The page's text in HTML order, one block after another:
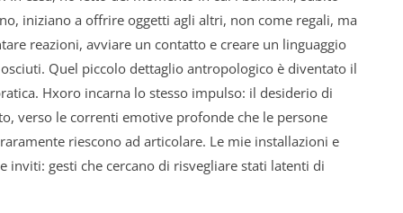
iniziano a offrire oggetti agli altri, non come regali, ma
reazioni, avviare un contatto e creare un linguaggio
Quel piccolo dettaglio antropologico è diventato il
Hxoro incarna lo stesso impulso: il desiderio di
verso le correnti emotive profonde che le persone
riescono ad articolare. Le mie installazioni e
inviti: gesti che cercano di risvegliare stati latenti di